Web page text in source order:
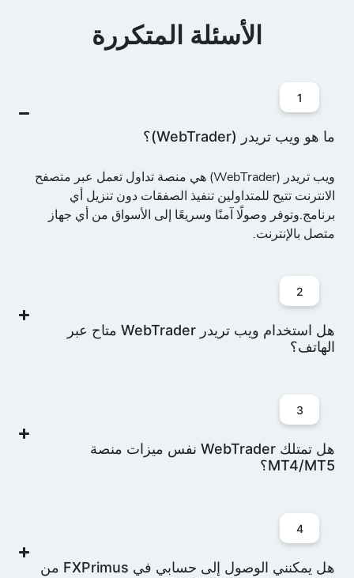
الأسئلة المتكررة
1
ما هو ويب تريدر (WebTrader)؟
ويب تريدر (WebTrader) هي منصة
تداول تعمل عبر متصفح
الانترنت تتيح للمتداولين تنفيذ الصفقات دون تنزيل أي
برنامج.وتوفر وصولًا آمنًا وسريعًا إلى الأسواق من أي جهاز
متصل بالإنترنت.
2
هل استخدام ويب تريدر WebTrader متاح عبر
الهاتف؟
3
هل تمتلك WebTrader نفس ميزات منصة
MT4/MT5؟
4
هل يمكنني الوصول إلى حسابي في FXPrimus من